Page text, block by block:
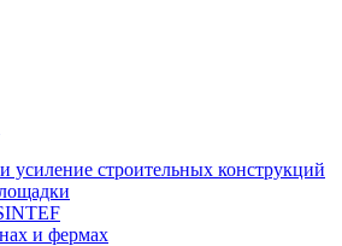
усиление строительных конструкций
и фермах